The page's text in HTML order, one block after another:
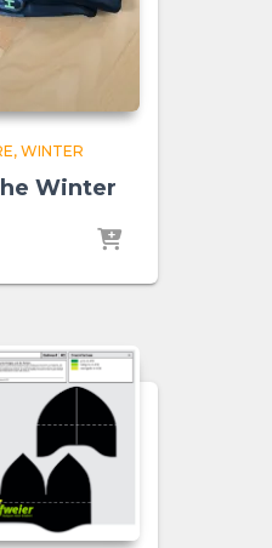
WINTER
Winter